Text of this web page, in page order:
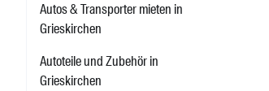
Autos & Transporter mieten in
Grieskirchen
Autoteile und Zubehör in
Grieskirchen